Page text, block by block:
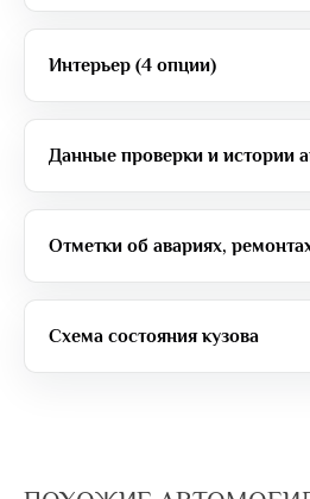
Интерьер (4 опции)
Данные проверки и истории
Отметки об авариях,
Схема состояния кузова